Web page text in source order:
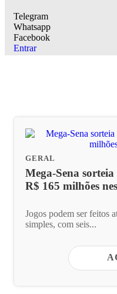
Telegram
Whatsapp
Facebook
Entrar
GERAL
Mega-Sena
R$ 165 milhões
Jogos podem ser feitos
simples, com seis...